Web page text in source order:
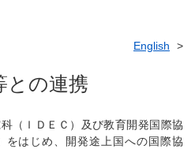
English
との連携
（ＩＤＥＣ）及び教育開発国際協
をはじめ、開発途上国への国際協